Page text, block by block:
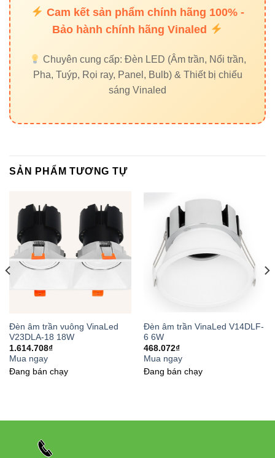
City, Hồ Chí Minh City
Cam kết sản phẩm chính hãng 100% -
Bảo hành chính hãng Vinaled
Chuyên cung cấp: Đèn LED (Âm trần, Nổi trần,
Pha, Tuýp, Rọi ray, Panel, Bulb) & Thiết bị chiếu
sáng Vinaled
SẢN PHẨM TƯƠNG TỰ
Đèn âm trần vuông VinaLed
V23DLA-18 18W
1.614.708₫
Mua ngay
Đang bán chạy
Đèn âm trần VinaLed V14DLF-
6 6W
468.072₫
Mua ngay
Đang bán chạy